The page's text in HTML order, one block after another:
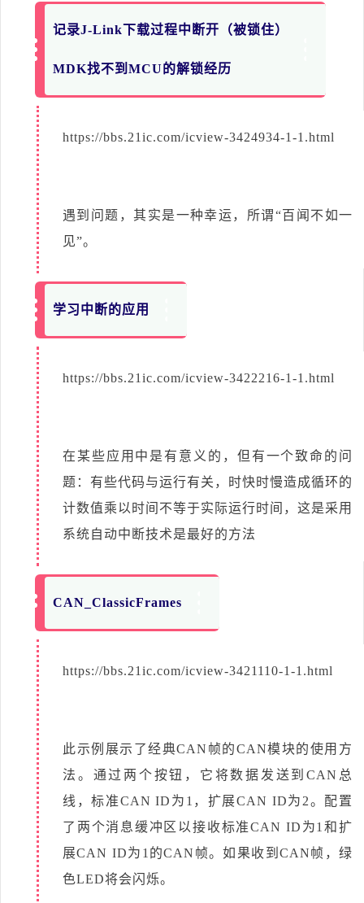
记录J-Link下载过程中断开（被锁住）
MDK找不到MCU的解锁经历
https://bbs.21ic.com/icview-3424934-1-1.html
遇到问题，其实是一种幸运，所谓“百闻不如一
见”。
学习中断的应用
https://bbs.21ic.com/icview-3422216-1-1.html
在某些应用中是有意义的，但有一个致命的问
题：有些代码与运行有关，时快时慢造成循环的
计数值乘以时间不等于实际运行时间，这是采用
系统自动中断技术是最好的方法
CAN_ClassicFrames
https://bbs.21ic.com/icview-3421110-1-1.html
此示例展示了经典CAN帧的CAN模块的使用方
法。通过两个按钮，它将数据发送到CAN总
线，标准CAN ID为1，扩展CAN ID为2。配置
了两个消息缓冲区以接收标准CAN ID为1和扩
展CAN ID为1的CAN帧。如果收到CAN帧，绿
色LED将会闪烁。